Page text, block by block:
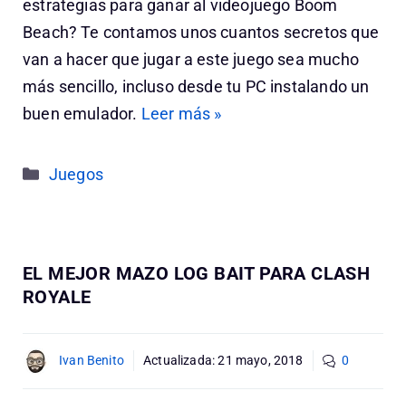
estrategias para ganar al videojuego Boom
Beach? Te contamos unos cuantos secretos que
van a hacer que jugar a este juego sea mucho
más sencillo, incluso desde tu PC instalando un
buen emulador. Leer más »
Categorías
Juegos
EL MEJOR MAZO LOG BAIT PARA CLASH
ROYALE
Ivan Benito Actualizada:21 mayo, 2018 0